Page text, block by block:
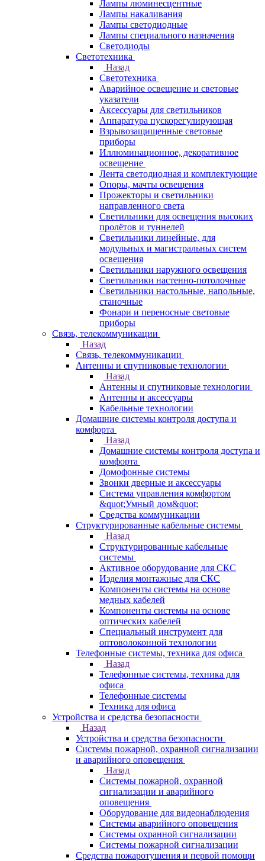
Лампы люминесцентные
Лампы накаливания
Лампы светодиодные
Лампы специального назначения
Светодиоды
Светотехника
Назад
Светотехника
Аварийное освещение и световые
указатели
Аксессуары для светильников
Аппаратура пускорегулирующая
Взрывозащищенные световые
приборы
Иллюминационное, декоративное
освещение
Лента светодиодная и комплектующие
Опоры, мачты освещения
Прожекторы и светильники
направленного света
Светильники для освещения высоких
пролётов и туннелей
Светильники линейные, для
модульных и магистральных систем
освещения
Светильники наружного освещения
Светильники настенно-потолочные
Светильники настольные, напольные,
станочные
Фонари и переносные световые
приборы
Связь, телекоммуникации
Назад
Связь, телекоммуникации
Антенны и спутниковые технологии
Назад
Антенны и спутниковые технологии
Антенны и аксессуары
Кабельные технологии
Домашние системы контроля доступа и
комфорта
Назад
Домашние системы контроля доступа и
комфорта
Домофонные системы
Звонки дверные и аксессуары
Система управления комфортом
&quot;Умный дом&quot;
Средства коммуникации
Структурированные кабельные системы
Назад
Структурированные кабельные
системы
Активное оборудование для СКС
Изделия монтажные для СКС
Компоненты системы на основе
медных кабелей
Компоненты системы на основе
оптических кабелей
Специальный инструмент для
оптоволоконной технологии
Телефонные системы, техника для офиса
Назад
Телефонные системы, техника для
офиса
Телефонные системы
Техника для офиса
Устройства и средства безопасности
Назад
Устройства и средства безопасности
Системы пожарной, охранной сигнализации
и аварийного оповещения
Назад
Системы пожарной, охранной
сигнализации и аварийного
оповещения
Оборудование для видеонаблюдения
Системы аварийного оповещения
Системы охранной сигнализации
Системы пожарной сигнализации
Средства пожаротушения и первой помощи